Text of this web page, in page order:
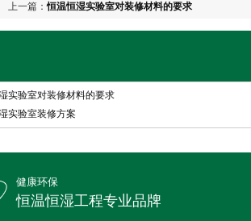
上一篇：恒温恒湿实验室对装修材料的要求
实验室对装修材料的要求
实验室装修方案
健康环保
恒温恒湿工程专业品牌